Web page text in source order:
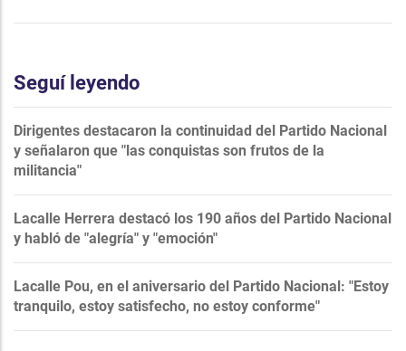
Seguí leyendo
Dirigentes destacaron la continuidad del Partido Nacional
y señalaron que "las conquistas son frutos de la
militancia"
Lacalle Herrera destacó los 190 años del Partido Nacional
y habló de "alegría" y "emoción"
Lacalle Pou, en el aniversario del Partido Nacional: "Estoy
tranquilo, estoy satisfecho, no estoy conforme"